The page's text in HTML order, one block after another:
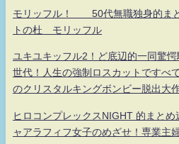
モリッフル！ 50代無職独身的まと
トの杜 モリッフル
ユキユキッフル2！ど底辺的一同驚
世代！人生の強制ロスカットですべ
のクリスタルキングボンビー脱出大
ヒロコンプレックスNIGHT 的まと
ャアラフィフ女子のめざせ！専業主